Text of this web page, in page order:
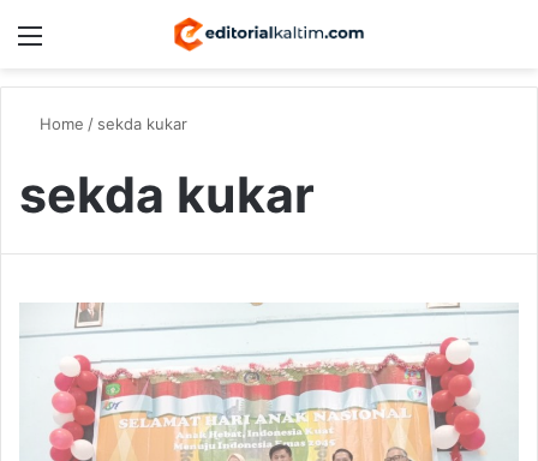
Home / sekda kukar
sekda kukar